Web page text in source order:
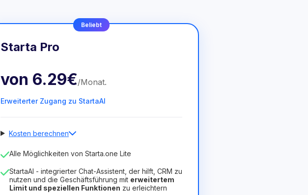
Beliebt
Starta Pro
von 6.29€/Monat.
Erweiterter Zugang zu StartaAI
Kosten berechnen
Anzahl der Mitarbeiter
Dauer der Lizenz
12 Months(Rabatt -25%) Vorteilhaft
Alle Möglichkeiten von Starta.one Lite
StartaAI - integrierter Chat-Assistent, der hilft, CRM zu
nutzen und die Geschäftsführung mit erweitertem
Limit und speziellen Funktionen zu erleichtern